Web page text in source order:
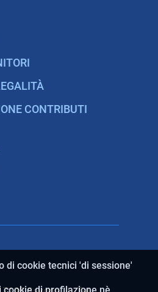
di cookie tecnici 'di sessione'
CONTRIBUTI